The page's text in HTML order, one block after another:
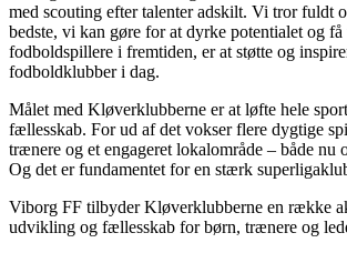
med scouting efter talenter adskilt. Vi tror fuldt
bedste, vi kan gøre for at dyrke potentialet og
fodboldspillere i fremtiden, er at støtte og
fodboldklubber i dag.
Målet med Kløverklubberne er at løfte hele
fællesskab. For ud af det vokser flere dygtige
trænere og et engageret lokalområde – både nu
Og det er fundamentet for en stærk
Viborg FF tilbyder Kløverklubberne en række
udvikling og fællesskab for børn, trænere og